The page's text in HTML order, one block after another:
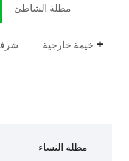
مظلة الشاطئ
خيمة خارجية
مظلة النساء